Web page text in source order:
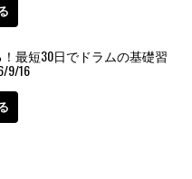
最短30日でドラムの基礎習
9/16